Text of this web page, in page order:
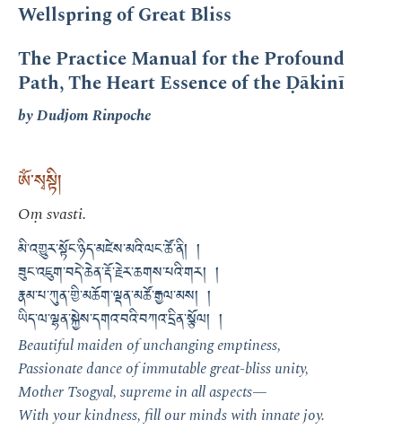
Wellspring of Great Bliss
The Practice Manual for the Profound
Path, The Heart Essence of the Ḍākinī
by Dudjom Rinpoche
ཨོཾ་སྭསྟི།
Oṃ svasti.
མི་འགྱུར་སྟོང་ཉིད་མཛེས་མའི་ལང་ཚོ་ནི། །
ཟུང་འཇུག་བདེ་ཆེན་རྡོ་རྗེར་ཆགས་པའི་གར། །
རྣམ་པ་ཀུན་གྱི་མཆོག་ལྡན་མཚོ་རྒྱལ་མས། །
ཡིད་ལ་ལྷན་སྐྱེས་དགའ་བའི་བཀའ་དྲིན་སྩོལ། །
Beautiful maiden of unchanging emptiness,
Passionate dance of immutable great-bliss unity,
Mother Tsogyal, supreme in all aspects—
With your kindness, fill our minds with innate joy.